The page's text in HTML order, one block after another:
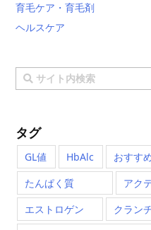
育毛ケア・育毛剤
ヘルスケア
タグ
GL値 HbAlc おすす
たんぱく質
アク
エストロゲン
クラン